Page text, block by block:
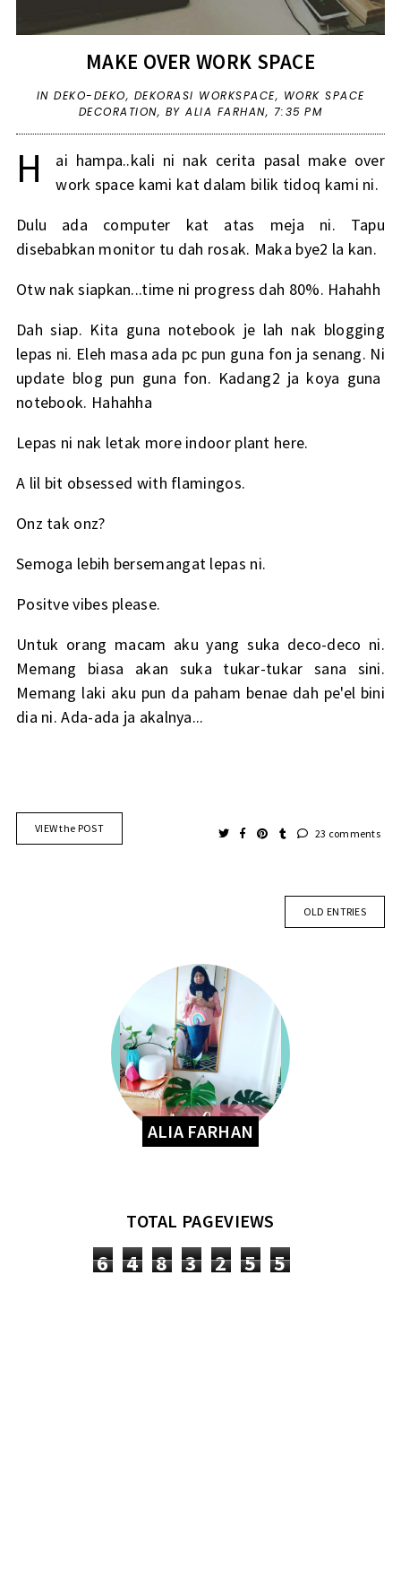
MAKE OVER WORK SPACE
IN DEKO-DEKO, DEKORASI WORKSPACE, WORK SPACE
DECORATION, BY ALIA FARHAN, 7:35 PM
H
ai hampa..kali ni nak cerita pasal make over
work space kami kat dalam bilik tidoq kami ni.
Dulu ada computer kat atas meja ni. Tapu
disebabkan monitor tu dah rosak. Maka bye2 la kan.
Otw nak siapkan...time ni progress dah 80%. Hahahh
Dah siap. Kita guna notebook je lah nak blogging
lepas ni. Eleh masa ada pc pun guna fon ja senang. Ni
update blog pun guna fon. Kadang2 ja koya guna
notebook. Hahahha
Lepas ni nak letak more indoor plant here.
A lil bit obsessed with flamingos.
Onz tak onz?
Semoga lebih bersemangat lepas ni.
Positve vibes please.
Untuk orang macam aku yang suka deco-deco ni.
Memang biasa akan suka tukar-tukar sana sini.
Memang laki aku pun da paham benae dah pe'el bini
dia ni. Ada-ada ja akalnya...
VIEW the POST 23 comments
OLD ENTRIES
ALIA FARHAN
TOTAL PAGEVIEWS
6 4 8 3 2 5 5